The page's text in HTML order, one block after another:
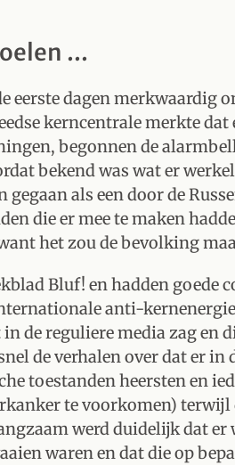
...
eerste dagen merkwaardig
kerncentrale merkte dat
begonnen de
bekend was wat er
als een door de
die er mee te maken
het zou de bevolking
Bluf! en hadden goede
anti-
de reguliere media zag en
de verhalen over dat er in
toestanden heersten en
te voorkomen) terwijl
werd duidelijk dat
waren en dat die op